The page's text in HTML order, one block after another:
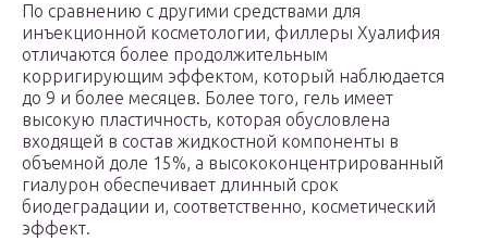
По сравнению с другими средствами для
инъекционной косметологии, филлеры Хуалифия
отличаются более продолжительным
корригирующим эффектом, который наблюдается
до 9 и более месяцев. Более того, гель имеет
высокую пластичность, которая обусловлена
входящей в состав жидкостной компоненты в
объемной доле 15%, а высококонцентрированный
гиалурон обеспечивает длинный срок
биодеградации и, соответственно, косметический
эффект.